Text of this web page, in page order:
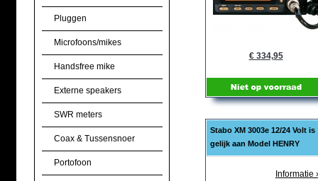
Pluggen
Microfoons/mikes
Handsfree mike
Externe speakers
SWR meters
Coax & Tussensnoer
Portofoon
€ 334,95
Stabo XM 3003e 12/24 Volt is
gelijk aan Model HENRY
Informatie